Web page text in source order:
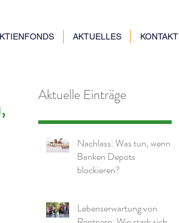
AKTUELLES KONTAKT
Aktuelle Einträge
Nachlass: Was tun, wenn
Banken Depots
blockieren?
Lebenserwartung von